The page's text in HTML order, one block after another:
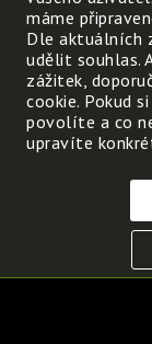
máme
Dle aktuálních
udělit souhlas.
zážitek,
cookie. Pokud
povolíte a co
upravíte
Nezbytně
Tyto soubory
funkce. Bez